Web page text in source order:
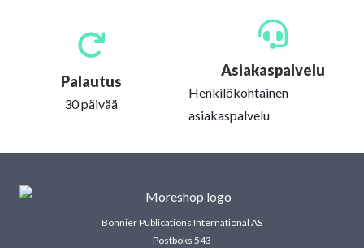
Palautus
30 päivää
Asiakaspalvelu
Henkilökohtainen
asiakaspalvelu
Bonnier Publications International AS
Postboks 543